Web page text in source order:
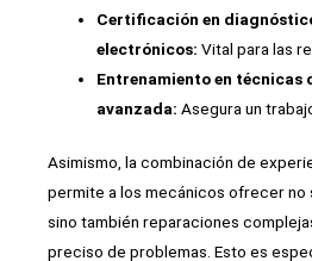
Certificación en
electrónicos: Vital para las
Entrenamiento en técnicas
avanzada: Asegura un
Asimismo, la combinación de
permite a los mecánicos ofrecer no
sino también reparaciones
preciso de problemas. Esto es